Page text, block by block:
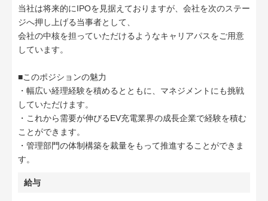
当社は将来的にIPOを見据えておりますが、会社を次のステー
ジへ押し上げる当事者として、
会社の中核を担っていただけるようなキャリアパスをご用意
しています。
■このポジションの魅力
・幅広い経理経験を積めるとともに、マネジメントにも挑戦
していただけます。
・これから需要が伸びるEV充電業界の成長企業で経験を積む
ことができます。
・管理部門の体制構築を裁量をもって推進することができま
す。
給与